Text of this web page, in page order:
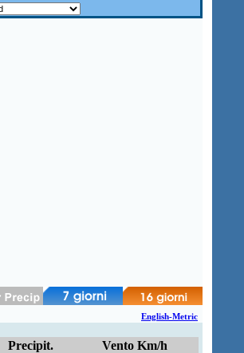
English-Metric
Precipit.
Vento Km/h